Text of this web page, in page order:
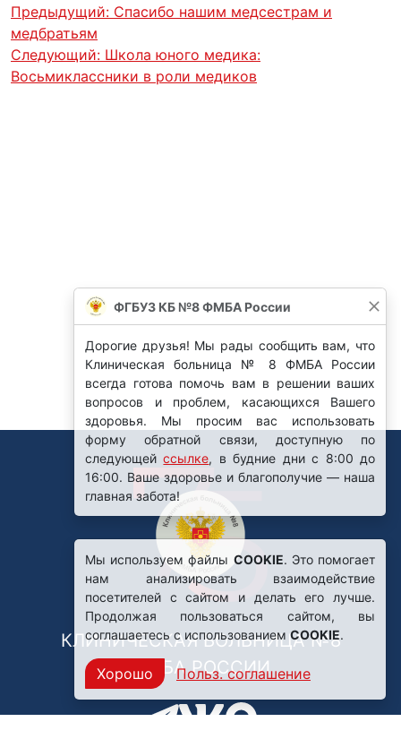
Предыдущий: Спасибо нашим медсестрам и
медбратьям
Следующий: Школа юного медика:
Восьмиклассники в роли медиков
КЛИНИЧЕСКАЯ БОЛЬНИЦА №8
ФМБА РОССИИ
ФГБУЗ КБ №8 ФМБА России
Дорогие друзья! Мы рады сообщить вам, что
Клиническая больница № 8 ФМБА России
всегда готова помочь вам в решении ваших
вопросов и проблем, касающихся Вашего
здоровья. Мы просим вас использовать
форму обратной связи, доступную по
следующейссылке, в будние дни с 8:00 до
16:00. Ваше здоровье и благополучие — наша
главная забота!
Мы используем файлы COOKIE. Это помогает
нам анализировать взаимодействие
посетителей с сайтом и делать его лучше.
Продолжая пользоваться сайтом, вы
соглашаетесь с использованиемCOOKIE.
Хорошо Польз. соглашение